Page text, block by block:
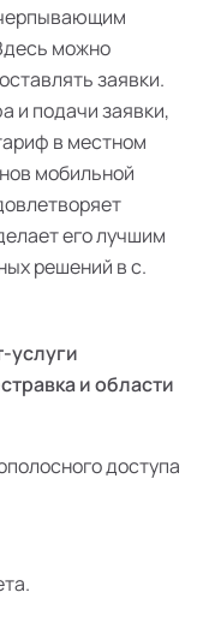
можно
заявки.
и подачи заявки,
в местном
мобильной
его лучшим
решений в с.
услуги
и области
доступа